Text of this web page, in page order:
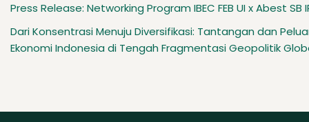
Press Release: Networking Program IBEC FEB UI x Abest SB
Dari Konsentrasi Menuju Diversifikasi: Tantangan dan
Ekonomi Indonesia di Tengah Fragmentasi Geopolitik